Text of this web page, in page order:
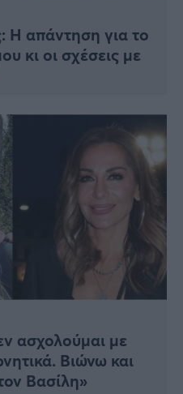
Η απάντηση για το
κι οι σχέσεις με
ασχολούμαι με
Βιώνω και
Βασίλη»